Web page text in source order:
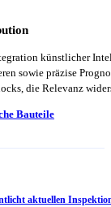
künstlicher
sowie präzise
die Relevanz
Bauteile
aktuellen